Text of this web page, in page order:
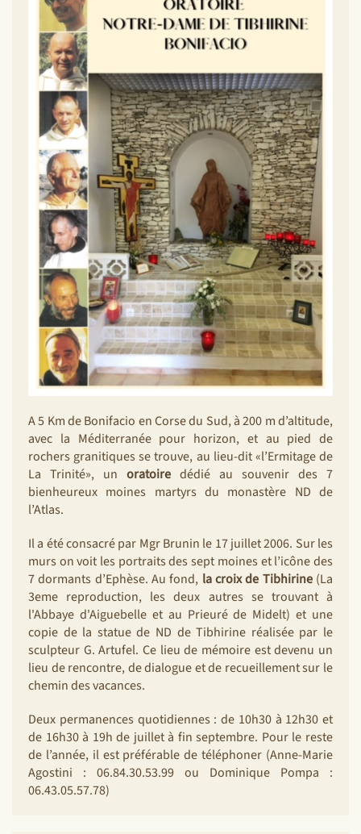
A 5 Km de Bonifacio en Corse du Sud, à 200 m d’altitude,
avec la Méditerranée pour horizon, et au pied de
rochers granitiques se trouve, au lieu-dit «l’Ermitage de
La Trinité», un oratoire dédié au souvenir des 7
bienheureux moines martyrs du monastère ND de
l’Atlas.
Il a été consacré par Mgr Brunin le 17 juillet 2006. Sur les
murs on voit les portraits des sept moines et l’icône des
7 dormants d’Ephèse. Au fond, la croix de Tibhirine(La
3eme reproduction, les deux autres se trouvant à
l'Abbaye d'Aiguebelle et au Prieuré de Midelt) et une
copie de la statue de ND de Tibhirine réalisée par le
sculpteur G. Artufel. Ce lieu de mémoire est devenu un
lieu de rencontre, de dialogue et de recueillement sur le
chemin des vacances.
Deux permanences quotidiennes : de 10h30 à 12h30 et
de 16h30 à 19h de juillet à fin septembre. Pour le reste
de l’année, il est préférable de téléphoner (Anne-Marie
Agostini : 06.84.30.53.99 ou Dominique Pompa :
06.43.05.57.78)